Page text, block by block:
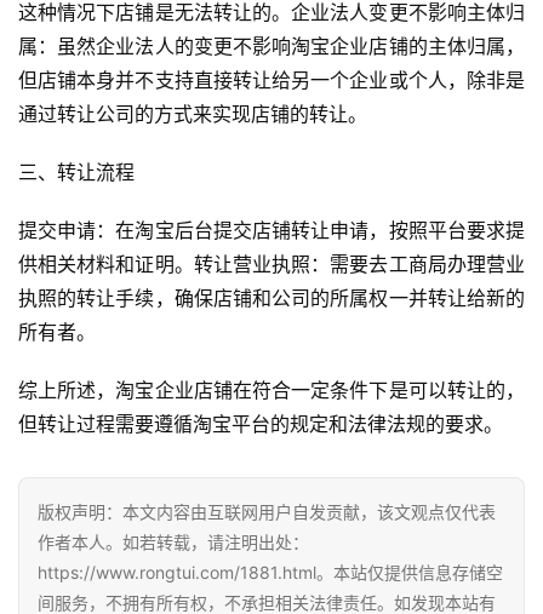
这种情况下店铺是无法转让的。企业法人变更不影响主体归
属：虽然企业法人的变更不影响淘宝企业店铺的主体归属，
但店铺本身并不支持直接转让给另一个企业或个人，除非是
通过转让公司的方式来实现店铺的转让。
三、转让流程
提交申请：在淘宝后台提交店铺转让申请，按照平台要求提
供相关材料和证明。转让营业执照：需要去工商局办理营业
执照的转让手续，确保店铺和公司的所属权一并转让给新的
所有者。
综上所述，淘宝企业店铺在符合一定条件下是可以转让的，
但转让过程需要遵循淘宝平台的规定和法律法规的要求。
版权声明：本文内容由互联网用户自发贡献，该文观点仅代表
作者本人。如若转载，请注明出处：
https://www.rongtui.com/1881.html。本站仅提供信息存储空
间服务，不拥有所有权，不承担相关法律责任。如发现本站有